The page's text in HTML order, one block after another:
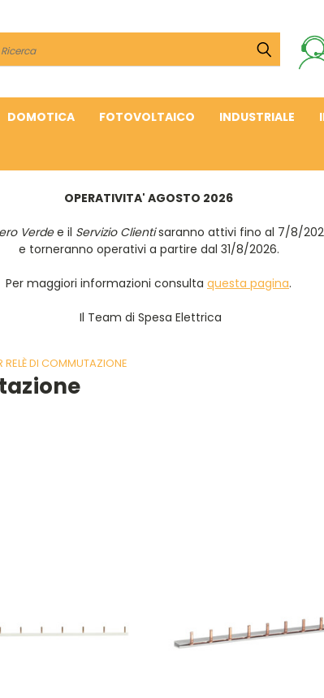
Cerca
DOMOTICA FOTOVOLTAICO INDUSTRIALE
OPERATIVITA' AGOSTO 2026
Verdee il Servizio Clientisaranno attivi fino al 7/8/
e torneranno operativi a partire dal 31/8/2026.
Per maggiori informazioni consulta questa pagina.
Il Team di Spesa Elettrica
RELÈ DI COMMUTAZIONE